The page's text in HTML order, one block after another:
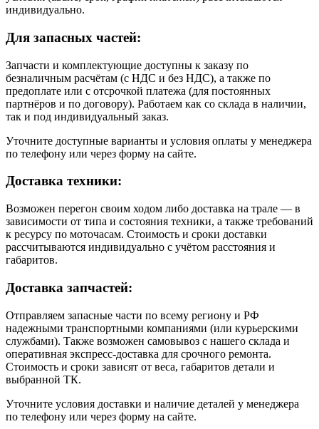
индивидуально.
Для запасных частей:
Запчасти и комплектующие доступны к заказу по
безналичным расчётам (с НДС и без НДС), а также по
предоплате или с отсрочкой платежа (для постоянных
партнёров и по договору). Работаем как со склада в наличии,
так и под индивидуальный заказ.
Уточните доступные варианты и условия оплаты у менеджера
по телефону или через форму на сайте.
Доставка техники:
Возможен перегон своим ходом либо доставка на трале — в
зависимости от типа и состояния техники, а также требований
к ресурсу по моточасам. Стоимость и сроки доставки
рассчитываются индивидуально с учётом расстояния и
габаритов.
Доставка запчастей:
Отправляем запасные части по всему региону и РФ
надежными транспортными компаниями (или курьерскими
службами). Также возможен самовывоз с нашего склада и
оперативная экспресс-доставка для срочного ремонта.
Стоимость и сроки зависят от веса, габаритов детали и
выбранной ТК.
Уточните условия доставки и наличие деталей у менеджера
по телефону или через форму на сайте.